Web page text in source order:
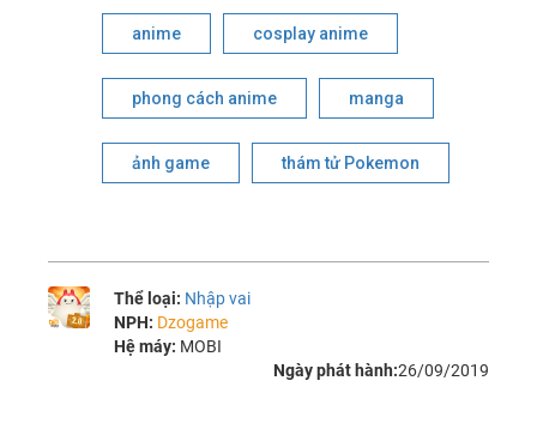
anime cosplay anime
phong cách anime manga
ảnh game thám tử Pokemon
Thể loại: Nhập vai
NPH: Dzogame
Hệ máy: MOBI
Ngày phát hành:26/09/2019